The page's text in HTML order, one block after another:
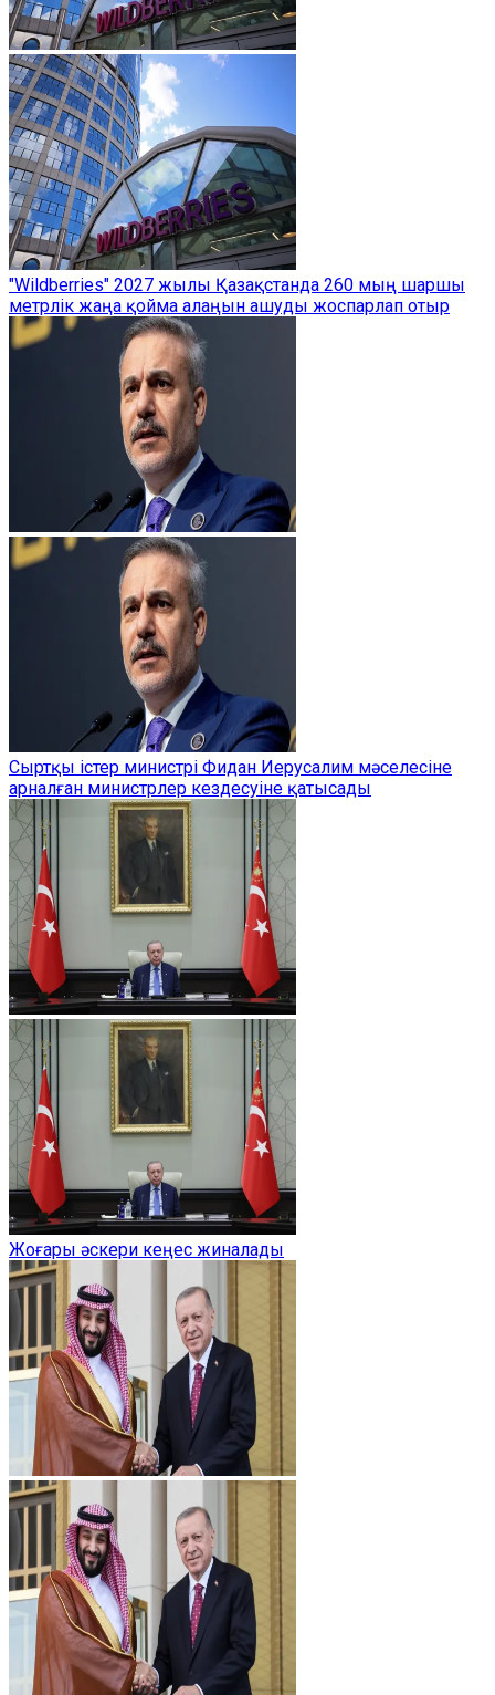
"Wildberries" 2027 жылы Қазақстанда 260 мың шаршы
метрлік жаңа қойма алаңын ашуды жоспарлап отыр
Сыртқы істер министрі Фидан Иерусалим мәселесіне
арналған министрлер кездесуіне қатысады
Жоғары әскери кеңес жиналады